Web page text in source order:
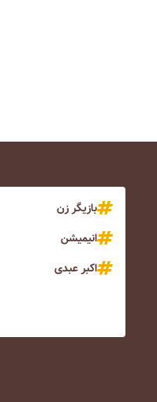
بازیگر زن
انیمیشن
اکبر عبدی